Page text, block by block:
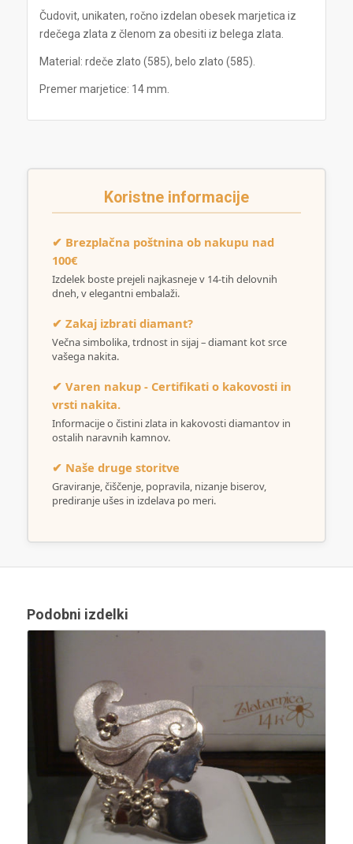
Čudovit, unikaten, ročno izdelan obesek marjetica iz
rdečega zlata z členom za obesiti iz belega zlata.
Material: rdeče zlato (585), belo zlato (585).
Premer marjetice: 14 mm.
Koristne informacije
✔ Brezplačna poštnina ob nakupu nad
100€
Izdelek boste prejeli najkasneje v 14-tih delovnih
dneh, v elegantni embalaži.
✔ Zakaj izbrati diamant?
Večna simbolika, trdnost in sijaj – diamant kot srce
vašega nakita.
✔ Varen nakup - Certifikati o kakovosti in
vrsti nakita.
Informacije o čistini zlata in kakovosti diamantov in
ostalih naravnih kamnov.
✔ Naše druge storitve
Graviranje, čiščenje, popravila, nizanje biserov,
prediranje ušes in izdelava po meri.
Podobni izdelki